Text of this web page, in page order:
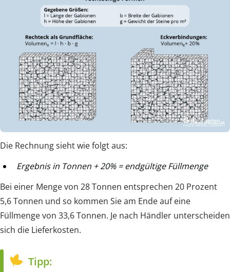
Die Rechnung sieht wie folgt aus:
Ergebnis in Tonnen + 20% = endgültige Füllmenge
Bei einer Menge von 28 Tonnen entsprechen 20 Prozent
5,6 Tonnen und so kommen Sie am Ende auf eine
Füllmenge von 33,6 Tonnen. Je nach Händler unterscheiden
sich die Lieferkosten.
Tipp: